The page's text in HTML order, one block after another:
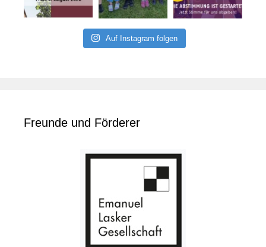
Auf Instagram folgen
Freunde und Förderer